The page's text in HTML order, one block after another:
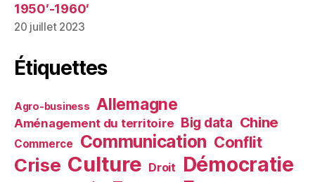
1950′-1960′
20 juillet 2023
Étiquettes
Agro-business Allemagne
Aménagement du territoire Big data Chine
Commerce Communication Conflit
Crise Culture Droit Démocratie